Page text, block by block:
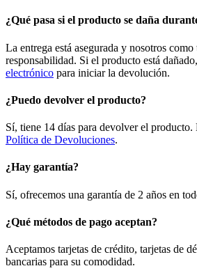
¿Qué pasa si el producto se daña
La entrega está asegurada y nosotros
responsabilidad. Si el producto está dañado,
electrónico para iniciar la devolución.
¿Puedo devolver el producto?
Sí, tiene 14 días para devolver el producto.
Política de Devoluciones.
¿Hay garantía?
Sí, ofrecemos una garantía de 2 años en
¿Qué métodos de pago aceptan?
Aceptamos tarjetas de crédito, tarjetas de
bancarias para su comodidad.